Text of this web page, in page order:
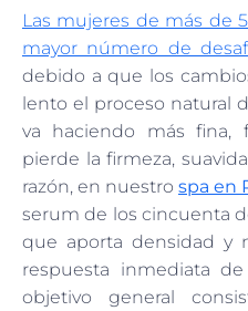
Las mujeres de más de
mayor número de
debido a que los
lento el proceso natural
va haciendo más fina,
pierde la firmeza,
razón, en nuestro spa en
serum de los cincuenta
que aporta densidad y
respuesta inmediata
objetivo general